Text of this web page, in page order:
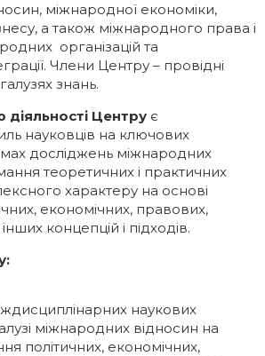
міжнародної економіки,
а також міжнародного права і
організацій та
Члени Центру – провідні
знань.
Центру є
науковців на ключових
досліджень міжнародних
теоретичних і практичних
характеру на основі
економічних, правових,
концепцій і підходів.
наукових
міжнародних відносин на
політичних, економічних,
українського
України в ННІМВ